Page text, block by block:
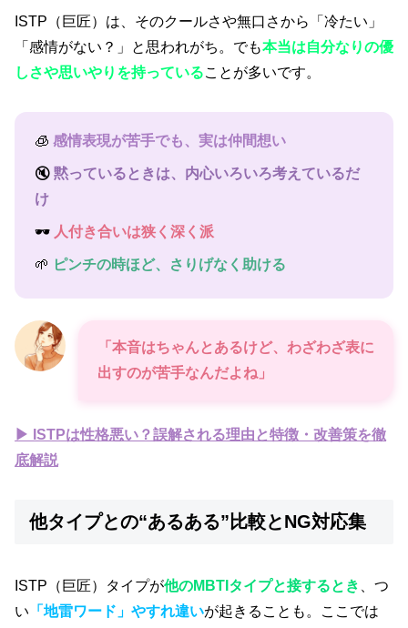
ISTP（巨匠）は、そのクールさや無口さから「冷たい」
「感情がない？」と思われがち。でも本当は自分なりの優
しさや思いやりを持っていることが多いです。
🧊感情表現が苦手でも、実は仲間想い
🔇黙っているときは、内心いろいろ考えているだ
け
🕶️ 人付き合いは狭く深く派
🌱 ピンチの時ほど、さりげなく助ける
「本音はちゃんとあるけど、わざわざ表に
出すのが苦手なんだよね」
▶ ISTPは性格悪い？誤解される理由と特徴・改善策を徹
底解説
他タイプとの“あるある”比較とNG対応集
ISTP（巨匠）タイプが他のMBTIタイプと接するとき
、つ
い 「地雷ワード」やすれ違いが起きることも。ここでは